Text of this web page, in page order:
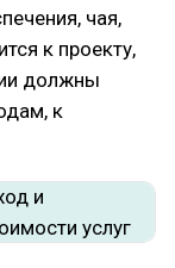
чая,
к проекту,
должны
к